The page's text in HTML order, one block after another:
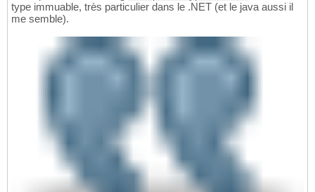
type immuable, très particulier dans le .NET (et le java aussi il
me semble).